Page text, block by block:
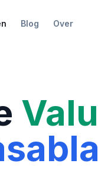
Blog Over